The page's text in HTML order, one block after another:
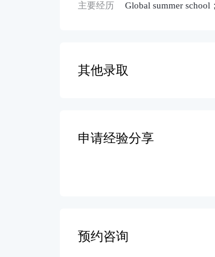
主要经历 Global summer school
其他录取
申请经验分享
预约咨询